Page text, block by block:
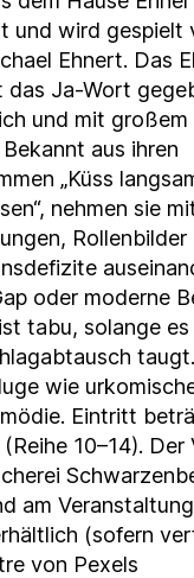
und wird gespielt
Ehnert. Das
das Ja-Wort
und mit großem
aus ihren
„Küss
nehmen sie
Rollenbilder
oder moderne
tabu, solange es
wie
Eintritt
10–14).
am
(sofern
von Pexels